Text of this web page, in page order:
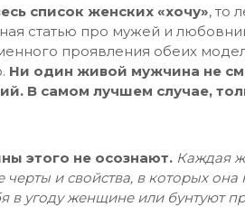
список женских «хочу», то
статью про мужей и
проявления обеих
Ни один живой мужчина не
В самом лучшем случае,
этого не осознают. Каждая
черты и свойства, в которых
в угоду женщине или бунтуют